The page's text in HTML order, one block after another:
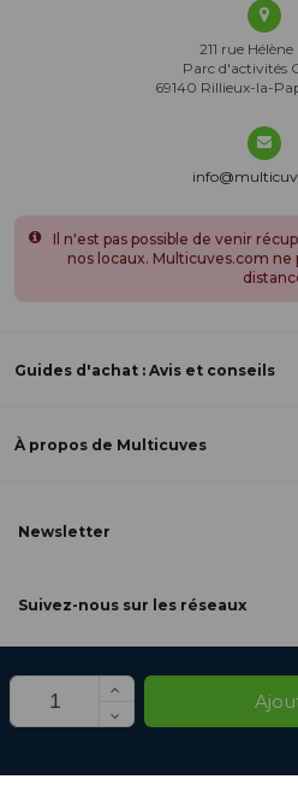
211 rue
Parc d'activités
69140 Rillieux-la-
Il n'est pas possible de venir
nos locaux. Multicuves.com ne
Guides d'achat : Avis et conseils
À propos de Multicuves
Newsletter
Suivez-nous sur les réseaux